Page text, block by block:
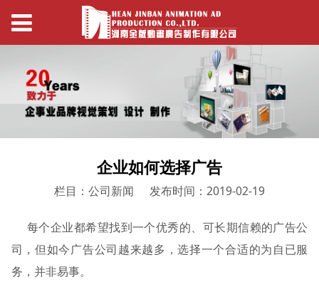
企业如何选择广告
栏目：公司新闻 发布时间：2019-02-19
每个企业都希望找到一个优秀的、可长期信赖的广告公
司，但如今广告公司越来越多，选择一个合适的为自已服
务，并非易事。